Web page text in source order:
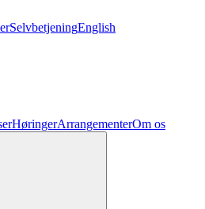
SelvbetjeningEnglish
HøringerArrangementerOm os